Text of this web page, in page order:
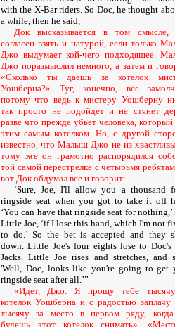
with the X-Bar riders. So Doc, he thought
a while, then he said,
Док высказывается в том смысле,
согласен взять и натурой, если только
Джо выдумает кой-чего подходящее.
Джо поразмыслил немного, а затем и
«Сколько ты даешь за котелок
Уошберна?» Туг, конечно, все
потому что ведь к мистеру Уошберну
так просто не подойдет и не стянет
разве что прежде убьет человека,
этим самым котелком. Но, с другой
известно, что Малыш Джо не из
тому жеон грамотно распорядился
той самой перестрелке с четырьмя
вот Док обдумал все и говорит:
‘Sure, Joe, I'll allow you a thousand
ringside seat when you got to take it off
‘You can have that ringside seat for nothing,’
Little Joe, ‘if I lose this hand, which I'm not
to do.’ So the bet is accepted and they
down. Little Joe's four eights lose to Doc's
Jacks. Little Joe rises and stretches, and
'Well, Doc, looks like you're going to get
ringside seat after all.’”
«Идет, Джо. Я прощу тебе
котелок Уошберна и с радостью заплачу
тысячу за место в первом ряду,
будешь этот котелок снимать».